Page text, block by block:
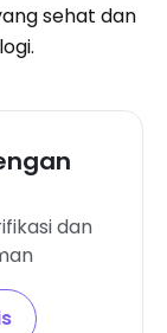
sehat dan
dan